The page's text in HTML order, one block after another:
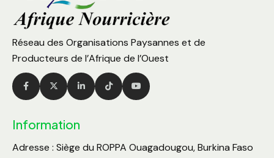
Réseau des Organisations Paysannes et de
Producteurs de l’Afrique de l’Ouest
Information
Adresse : Siège du ROPPA Ouagadougou, Burkina Faso